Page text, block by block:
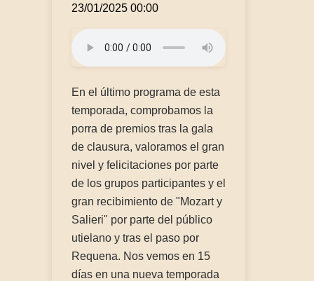
23/01/2025 00:00
En el último programa de esta
temporada, comprobamos la
porra de premios tras la gala
de clausura, valoramos el gran
nivel y felicitaciones por parte
de los grupos participantes y el
gran recibimiento de "Mozart y
Salieri" por parte del público
utielano y tras el paso por
Requena. Nos vemos en 15
días en una nueva temporada